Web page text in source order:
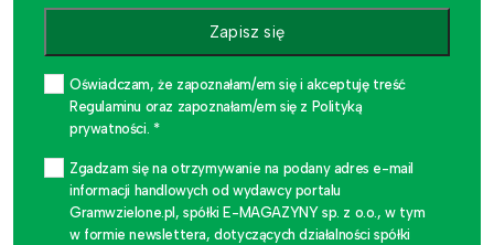
Zapisz się
Oświadczam, że zapoznałam/em się i akceptuję treść
Regulaminu oraz zapoznałam/em się z Polityką
prywatności. *
Zgadzam się na otrzymywanie na podany adres e-mail
informacji handlowych od wydawcy portalu
Gramwzielone.pl, spółki E-MAGAZYNY sp. z o.o., w tym
w formie newslettera, dotyczących działalności spółki